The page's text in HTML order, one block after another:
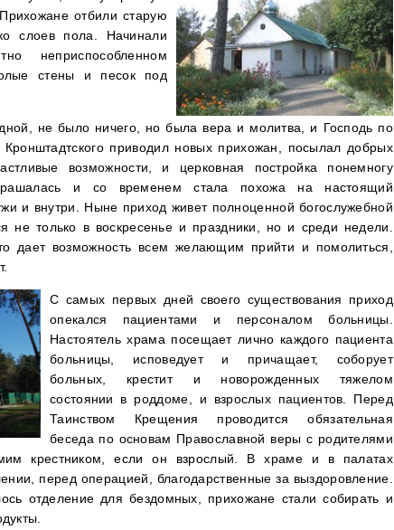
отбили старую
слоев пола. Начинали
неприспособленном
стены и песок под
не было ничего, но была вера и молитва, и Господь по
приводил новых прихожан, посылал добрых
возможности, и церковная постройка понемногу
и со временем стала похожа на настоящий
и внутри. Ныне приход живет полноценной богослужебной
не только в воскресенье и праздники, но и среди недели.
дает возможность всем желающим прийти и помолиться,
С самых первых дней своего существования приход
опекался пациентами и персоналом больницы.
Настоятель храма посещает лично каждого пациента
больницы, исповедует и причащает, соборует
больных, крестит и новорожденных тяжелом
состоянии в роддоме, и взрослых пациентов. Перед
Таинством Крещения проводится обязательная
беседа по основам Православной веры с родителями
крестником, если он взрослый. В храме и в палатах
перед операцией, благодарственные за выздоровление.
отделение для бездомных, прихожане стали собирать и